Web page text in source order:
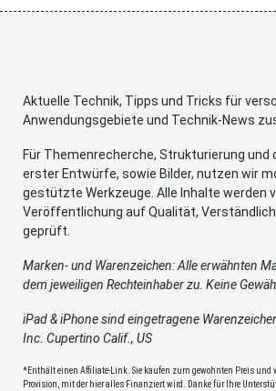
Aktuelle Technik, Tipps und Tricks für
Anwendungsgebiete und Technik-News
Für Themenrecherche, Strukturierung und
erster Entwürfe, sowie Bilder, nutzen wir
gestützte Werkzeuge. Alle Inhalte werden
Veröffentlichung auf Qualität,
geprüft.
Marken- und Warenzeichen: Alle erwähnten
dem jeweiligen Rechteinhaber zu. Keine
iPad & iPhone sind eingetragene
Inc. Cupertino Calif., US
*Enthält einen Affiliate-Link. Sie kaufen zum gewohnten Preis und
Provision, mit der hier alles Finanziert wird. Danke für Ihre